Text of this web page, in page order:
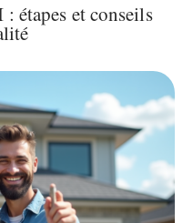
étapes et conseils